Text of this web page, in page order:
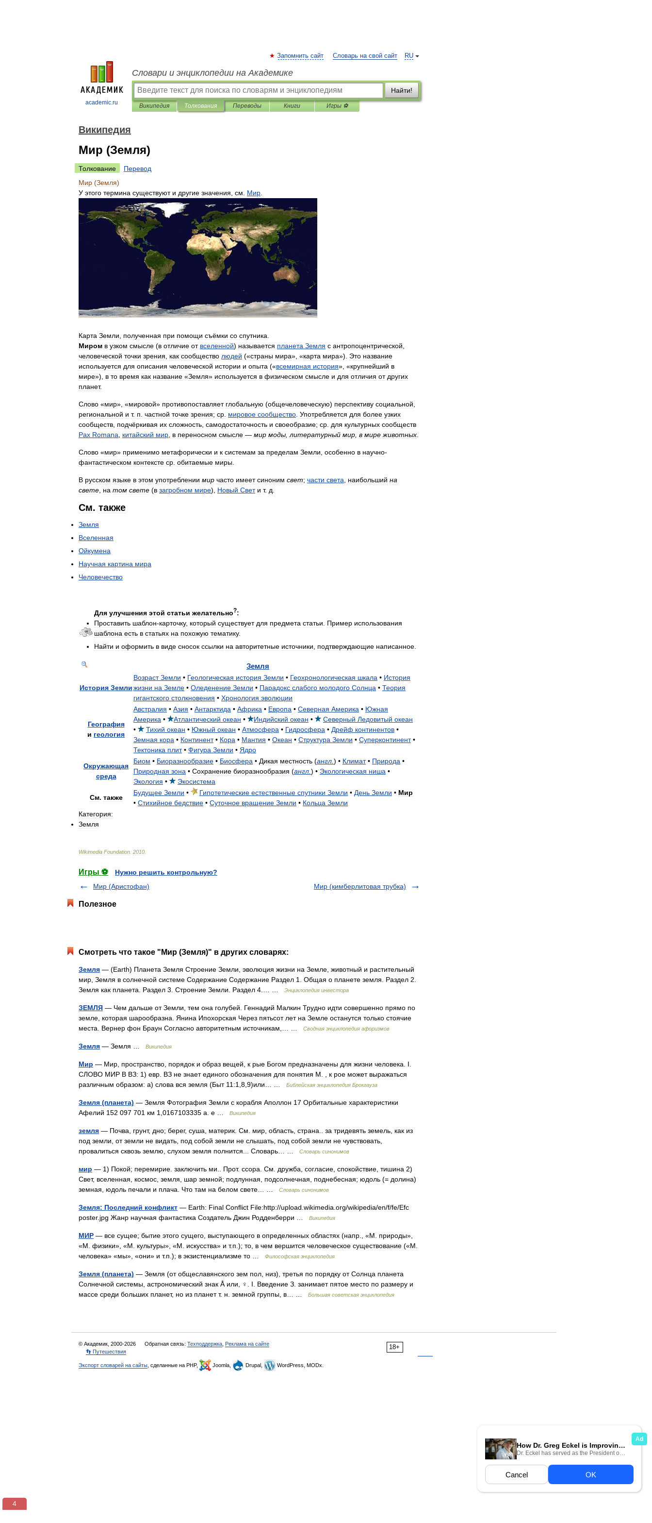
academic.ru
RU
Запомнить сайт Словарь на свой сайт
Словари и энциклопедии на Академике
Найти!
Википедия Толкования Переводы Книги Игры ⚽
Википедия
Мир (Земля)
Толкование
Перевод
Мир (Земля)
У этого термина существуют и другие значения см Мир
Карта Земли полученная при помощи съёмки со спутника
Миром в узком смысле (в отличие от вселенной) называется планета Земля с антропоцентрической
человеческой точки зрения как сообщество людей («страны мира», «карта мира»). Это название
используется для описания человеческой истории и опыта («всемирная история», «крупнейший в
мире»), в то время как название «Земля» используется в физическом смысле и для отличия от других
планет.
Слово «мир», «мировой» противопоставляет глобальную (общечеловеческую) перспективу социальной
региональной и т. п частной точке зрения; ср мировое сообщество Употребляется для более узких
сообществ подчёркивая их сложность самодостаточность и своеобразие; ср для культурных сообществ
Pax Romana китайский мир в переносном смысле — мир моды литературный мир в мире животных
Слово «мир» применимо метафорически и к системам за пределам Земли особенно в научно-
фантастическом контексте ср обитаемые миры
В русском языке в этом употреблении мир часто имеет синоним свет; части света наибольший на
свете на том свете (в загробном мире), Новый Свет и т. д
См. также
Земля
Вселенная
Ойкумена
Научная картина мира
Человечество
Для улучшения этой статьи желательно?:
Проставить шаблон-карточку, который существует для предмета статьи Пример использования
шаблона есть в статьях на похожую тематику.
Найти и оформить в виде сносок ссылки на авторитетные источники подтверждающие написанное
Земля
История Земли
Возраст Земли • Геологическая история Земли • Геохронологическая шкала • История
жизни на Земле • Оледенение Земли • Парадокс слабого молодого Солнца • Теория
гигантского столкновения • Хронология эволюции
География
и геология
Австралия • Азия • Антарктида • Африка • Европа • Северная Америка • Южная
Америка • Атлантический океан • Индийский океан • Северный Ледовитый океан
•
Тихий океан • Южный океан • Атмосфера • Гидросфера • Дрейф континентов •
Земная кора • Континент• Кора • Мантия • Океан • Структура Земли • Суперконтинент•
Тектоника плит• Фигура Земли • Ядро
Окружающая
среда
Биом • Биоразнообразие • Биосфера • Дикая местность (англ ) • Климат• Природа •
Природная зона • Сохранение биоразнообразия (англ ) • Экологическая ниша •
Экология • Экосистема
См. также
Будущее Земли • Гипотетические естественные спутники Земли • День Земли • Мир
• Стихийное бедствие • Суточное вращение Земли • Кольца Земли
Категория:
Земля
Wikimedia Foundation 2010
Игры ⚽
Нужно решить контрольную?
Мир (Аристофан)
Мир (кимберлитовая трубка)
Полезное
Смотреть что такое "Мир (Земля)" в других словарях:
Земля — (Earth) Планета Земля Строение Земли, эволюция жизни на Земле, животный и растительный
мир, Земля в солнечной системе Содержание Содержание Раздел 1. Общая о планете земля. Раздел 2.
Земля как планета. Раздел 3. Строение Земли. Раздел 4.… …
Энциклопедия инвестора
ЗЕМЛЯ — Чем дальше от Земли, тем она голубей. Геннадий Малкин Трудно идти совершенно прямо по
земле, которая шарообразна. Янина Ипохорская Через пятьсот лет на Земле останутся только стоячие
места. Вернер фон Браун Согласно авторитетным источникам,… …
Сводная энциклопедия афоризмов
Земля — Земля … Википедия
Мир — Мир, пространство, порядок и образ вещей, к рые Богом предназначены для жизни человека. I.
СЛОВО МИР В ВЗ: 1) евр. ВЗ не знает единого обозначения для понятия М. , к рое может выражаться
различным образом: а) слова вся земля (Быт 11:1,8,9)или… …
Библейская энциклопедия Брокгауза
Земля (планета) — Земля Фотография Земли с корабля Аполлон 17 Орбитальные характеристики
Афелий 152 097 701 км 1,0167103335 а. е …
Википедия
земля — Почва, грунт, дно; берег, суша, материк. См. мир, область, страна.. за тридевять земель, как из
под земли, от земли не видать, под собой земли не слышать, под собой земли не чувствовать,
провалиться сквозь землю, слухом земля полнится... Словарь… …
Словарь синонимов
мир — 1) Покой; перемирие. заключить ми.. Прот. ссора. См. дружба, согласие, спокойствие, тишина 2)
Свет, вселенная, космос, земля, шар земной; подлунная, подсолнечная, поднебесная; юдоль (= долина)
земная, юдоль печали и плача. Что там на белом свете… …
Словарь синонимов
Земля: Последний конфликт — Earth: Final Conflict File:http://upload.wikimedia.org/wikipedia/en/f/fe/Efc
poster.jpg Жанр научная фантастика Создатель Джин Родденберри …
Википедия
МИР — все сущее; бытие этого сущего, выступающего в определенных областях (напр., «М. природы»,
«М. физики», «М. культуры», «М. искусства» и т.п.); то, в чем вершится человеческое существование («М.
человека» «мы», «они» и т.п.); в экзистенциализме то …
Философская энциклопедия
Земля (планета) — Земля (от общеславянского зем пол, низ), третья по порядку от Солнца планета
Солнечной системы, астрономический знак Å или, ♀. I. Введение З. занимает пятое место по размеру и
массе среди больших планет, но из планет т. н. земной группы, в… …
Большая советская энциклопедия
18+
© Академик, 2000-2026 Обратная связь: Техподдержка Реклама на сайте
👣 Путешествия
Экспорт словарей на сайты , сделанные на PHP, Joomla, Drupal, WordPress, MODx.
3